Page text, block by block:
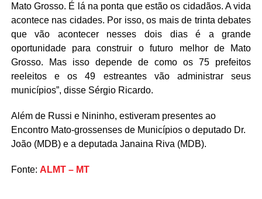
Mato Grosso. É lá na ponta que estão os cidadãos. A vida
acontece nas cidades. Por isso, os mais de trinta debates
que vão acontecer nesses dois dias é a grande
oportunidade para construir o futuro melhor de Mato
Grosso. Mas isso depende de como os 75 prefeitos
reeleitos e os 49 estreantes vão administrar seus
municípios”, disse Sérgio Ricardo.
Além de Russi e Nininho, estiveram presentes ao
Encontro Mato-grossenses de Municípios o deputado Dr.
João (MDB) e a deputada Janaina Riva (MDB).
Fonte: ALMT – MT